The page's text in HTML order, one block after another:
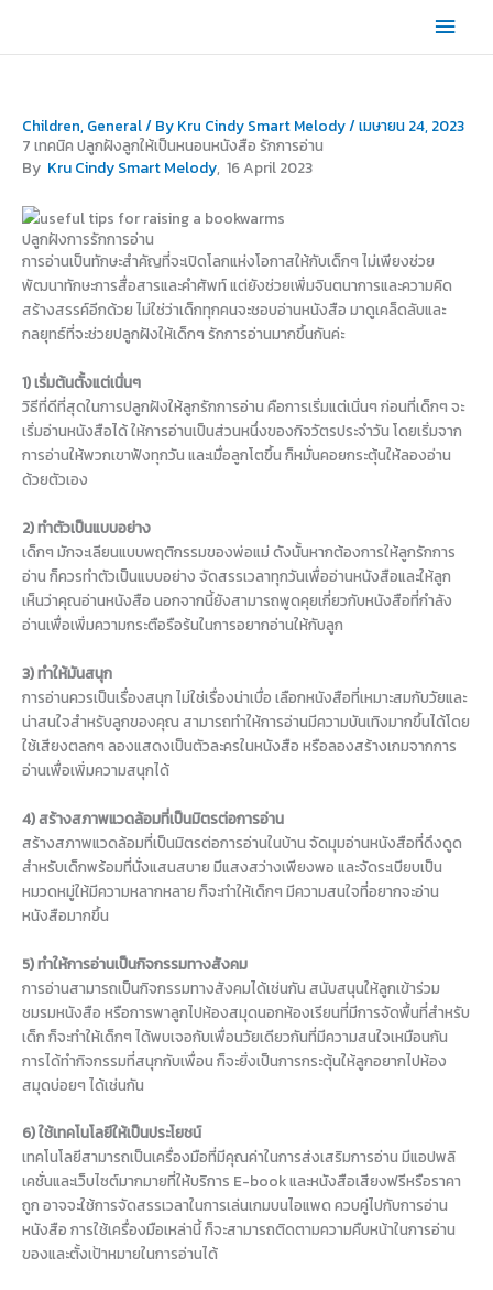
content
Main
Children, General/ By Kru Cindy Smart Melody/เมษายน 24, 2023
7 เทคนิค ปลูกฝังลูกให้เป็นหนอนหนังสือ รักการอ่าน
By Kru Cindy Smart Melody, 16 April 2023
ปลูกฝังการรักการอ่าน
การอ่านเป็นทักษะสำคัญที่จะเปิดโลกแห่งโอกาสให้กับเด็กๆ ไม่เพียงช่วย
พัฒนาทักษะการสื่อสารและคำศัพท์ แต่ยังช่วยเพิ่มจินตนาการและความคิด
สร้างสรรค์อีกด้วย ไม่ใช่ว่าเด็กทุกคนจะชอบอ่านหนังสือ มาดูเคล็ดลับและ
กลยุทธ์ที่จะช่วยปลูกฝังให้เด็กๆ รักการอ่านมากขึ้นกันค่ะ
1) เริ่มต้นตั้งแต่เนิ่นๆ
วิธีที่ดีที่สุดในการปลูกฝังให้ลูกรักการอ่าน คือการเริ่มแต่เนิ่นๆ ก่อนที่เด็กๆ จะ
เริ่มอ่านหนังสือได้ ให้การอ่านเป็นส่วนหนึ่งของกิจวัตรประจำวัน โดยเริ่มจาก
การอ่านให้พวกเขาฟังทุกวัน และเมื่อลูกโตขึ้น ก็หมั่นคอยกระตุ้นให้ลองอ่าน
ด้วยตัวเอง
2) ทำตัวเป็นแบบอย่าง
เด็กๆ มักจะเลียนแบบพฤติกรรมของพ่อแม่ ดังนั้นหากต้องการให้ลูกรักการ
อ่าน ก็ควรทำตัวเป็นแบบอย่าง จัดสรรเวลาทุกวันเพื่ออ่านหนังสือและให้ลูก
เห็นว่าคุณอ่านหนังสือ นอกจากนี้ยังสามารถพูดคุยเกี่ยวกับหนังสือที่กำลัง
อ่านเพื่อเพิ่มความกระตือรือร้นในการอยากอ่านให้กับลูก
3) ทำให้มันสนุก
การอ่านควรเป็นเรื่องสนุก ไม่ใช่เรื่องน่าเบื่อ เลือกหนังสือที่เหมาะสมกับวัยและ
น่าสนใจสำหรับลูกของคุณ สามารถทำให้การอ่านมีความบันเทิงมากขึ้นได้โดย
ใช้เสียงตลกๆ ลองแสดงเป็นตัวละครในหนังสือ หรือลองสร้างเกมจากการ
อ่านเพื่อเพิ่มความสนุกได้
4) สร้างสภาพแวดล้อมที่เป็นมิตรต่อการอ่าน
สร้างสภาพแวดล้อมที่เป็นมิตรต่อการอ่านในบ้าน จัดมุมอ่านหนังสือที่ดึงดูด
สำหรับเด็กพร้อมที่นั่งแสนสบาย มีแสงสว่างเพียงพอ และจัดระเบียบเป็น
หมวดหมู่ให้มีความหลากหลาย ก็จะทำให้เด็กๆ มีความสนใจที่อยากจะอ่าน
หนังสือมากขึ้น
5) ทำให้การอ่านเป็นกิจกรรมทางสังคม
การอ่านสามารถเป็นกิจกรรมทางสังคมได้เช่นกัน สนับสนุนให้ลูกเข้าร่วม
ชมรมหนังสือ หรือการพาลูกไปห้องสมุดนอกห้องเรียนที่มีการจัดพื้นที่สำหรับ
เด็ก ก็จะทำให้เด็กๆ ได้พบเจอกับเพื่อนวัยเดียวกันที่มีความสนใจเหมือนกัน
การได้ทำกิจกรรมที่สนุกกับเพื่อน ก็จะยิ่งเป็นการกระตุ้นให้ลูกอยากไปห้อง
สมุดบ่อยๆ ได้เช่นกัน
6) ใช้เทคโนโลยีให้เป็นประโยชน์
เทคโนโลยีสามารถเป็นเครื่องมือที่มีคุณค่าในการส่งเสริมการอ่าน มีแอปพลิ
เคชั่นและเว็บไซต์มากมายที่ให้บริการ E-book และหนังสือเสียงฟรีหรือราคา
ถูก อาจจะใช้การจัดสรรเวลาในการเล่นเกมบนไอแพด ควบคู่ไปกับการอ่าน
หนังสือ การใช้เครื่องมือเหล่านี้ ก็จะสามารถติดตามความคืบหน้าในการอ่าน
ของและตั้งเป้าหมายในการอ่านได้